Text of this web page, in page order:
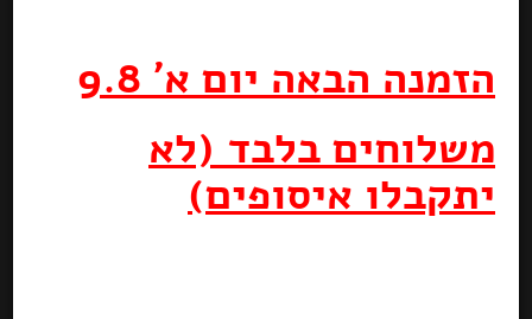
הזמנה הבאה יום א' 9.8
משלוחים בלבד (לא
יתקבלו איסופים)